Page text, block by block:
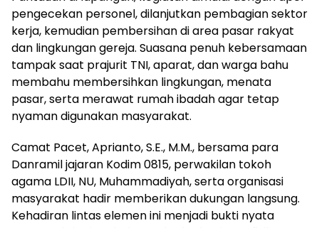
pengecekan personel, dilanjutkan pembagian sektor
kerja, kemudian pembersihan di area pasar rakyat
dan lingkungan gereja. Suasana penuh kebersamaan
tampak saat prajurit TNI, aparat, dan warga bahu
membahu membersihkan lingkungan, menata
pasar, serta merawat rumah ibadah agar tetap
nyaman digunakan masyarakat.
Camat Pacet, Aprianto, S.E., M.M., bersama para
Danramil jajaran Kodim 0815, perwakilan tokoh
agama LDII, NU, Muhammadiyah, serta organisasi
masyarakat hadir memberikan dukungan langsung.
Kehadiran lintas elemen ini menjadi bukti nyata